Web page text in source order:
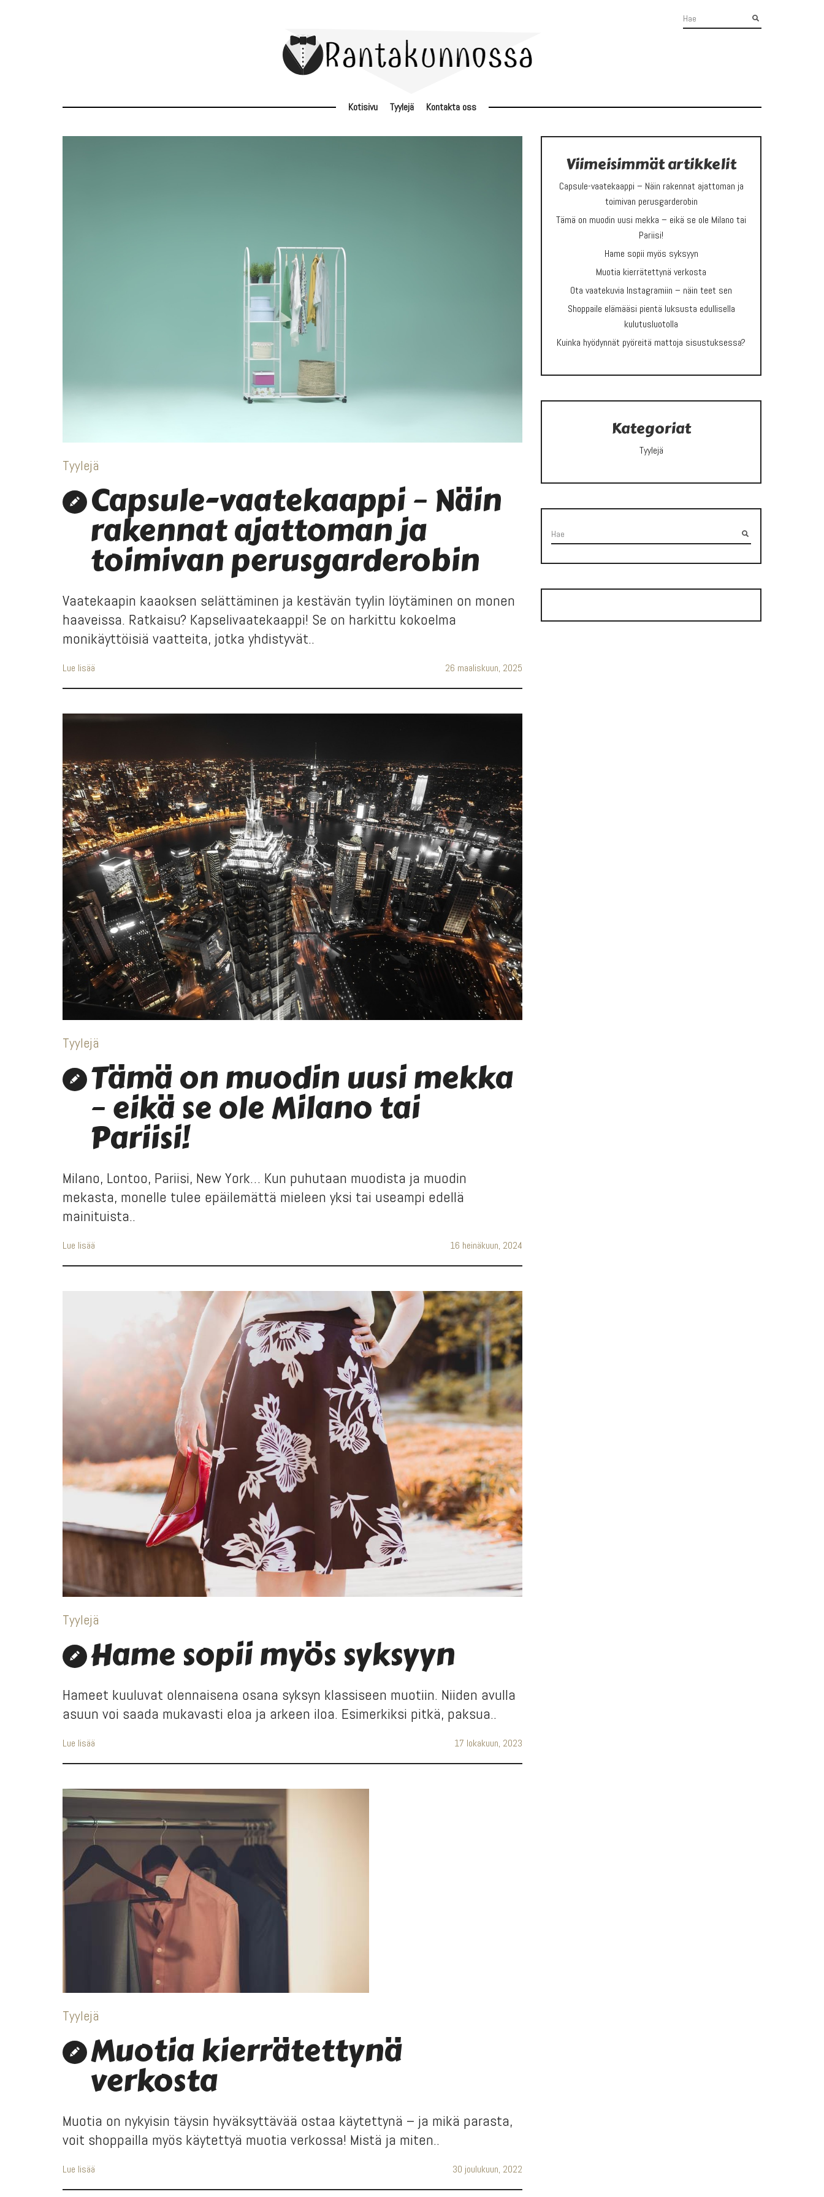
Kotisivu Tyylejä Kontakta oss
Tyylejä
Capsule-vaatekaappi – Näin
rakennat ajattoman ja
toimivan perusgarderobin
Vaatekaapin kaaoksen selättäminen ja kestävän tyylin löytäminen on monen
haaveissa. Ratkaisu? Kapselivaatekaappi! Se on harkittu kokoelma
monikäyttöisiä vaatteita, jotka yhdistyvät..
Lue lisää 26 maaliskuun, 2025
Tyylejä
Tämä on muodin uusi mekka
– eikä se ole Milano tai
Pariisi!
Milano, Lontoo, Pariisi, New York… Kun puhutaan muodista ja muodin
mekasta, monelle tulee epäilemättä mieleen yksi tai useampi edellä
mainituista..
Lue lisää 16 heinäkuun, 2024
Tyylejä
Hame sopii myös syksyyn
Hameet kuuluvat olennaisena osana syksyn klassiseen muotiin. Niiden avulla
asuun voi saada mukavasti eloa ja arkeen iloa. Esimerkiksi pitkä, paksua..
Lue lisää 17 lokakuun, 2023
Tyylejä
Muotia kierrätettynä
verkosta
Muotia on nykyisin täysin hyväksyttävää ostaa käytettynä – ja mikä parasta,
voit shoppailla myös käytettyä muotia verkossa! Mistä ja miten..
Lue lisää 30 joulukuun, 2022
Viimeisimmät artikkelit
Capsule-vaatekaappi – Näin rakennat ajattoman ja
toimivan perusgarderobin
Tämä on muodin uusi mekka – eikä se ole Milano tai
Pariisi!
Hame sopii myös syksyyn
Muotia kierrätettynä verkosta
Ota vaatekuvia Instagramiin – näin teet sen
Shoppaile elämääsi pientä luksusta edullisella
kulutusluotolla
Kuinka hyödynnät pyöreitä mattoja sisustuksessa?
Kategoriat
Tyylejä